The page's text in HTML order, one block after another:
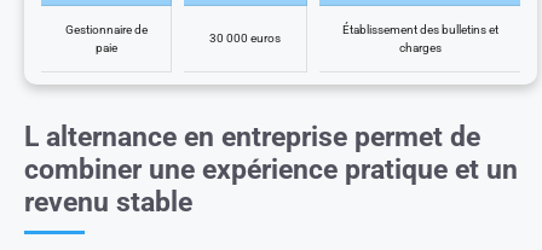
Gestionnaire de
paie
30 000 euros
Établissement des bulletins et
charges
L alternance en entreprise permet de
combiner une expérience pratique et un
revenu stable